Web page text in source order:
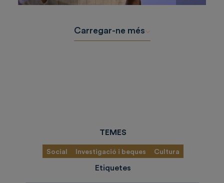
Carregar-ne més
TEMES
Social Investigació i beques Cultura
Etiquetes